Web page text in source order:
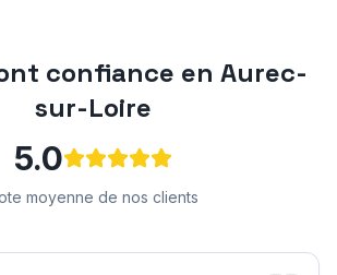
confiance en Aurec-
sur-Loire
5.0
moyenne de nos clients